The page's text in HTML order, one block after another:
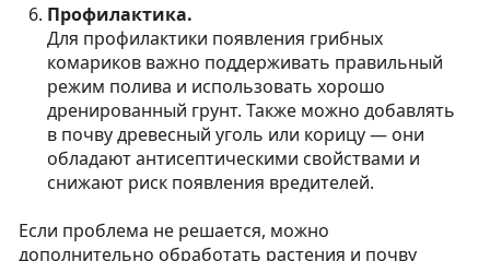
Профилактика.
Для профилактики появления грибных
комариков важно поддерживать правильный
режим полива и использовать хорошо
дренированный грунт. Также можно добавлять
в почву древесный уголь или корицу — они
обладают антисептическими свойствами и
снижают риск появления вредителей.
Если проблема не решается, можно
дополнительно обработать растения и почву